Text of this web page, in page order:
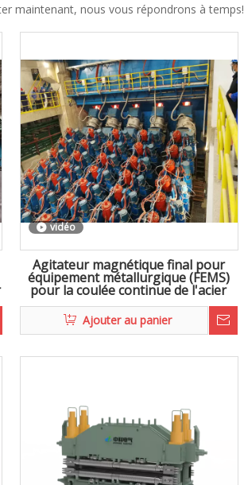
maintenant, nous vous répondrons à temps!
vidéo
Agitateur magnétique final pour
équipement métallurgique (FEMS)
pour la coulée continue de l'acier
Ajouter au panier